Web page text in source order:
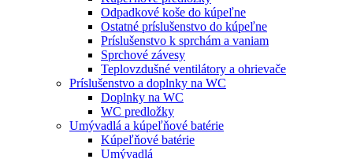
Odpadkové koše do kúpeľne
Ostatné príslušenstvo do kúpeľne
Príslušenstvo k sprchám a vaniam
Sprchové závesy
Teplovzdušné ventilátory a ohrievače
Príslušenstvo a doplnky na WC
Doplnky na WC
WC predložky
Umývadlá a kúpeľňové batérie
Kúpeľňové batérie
Umývadlá